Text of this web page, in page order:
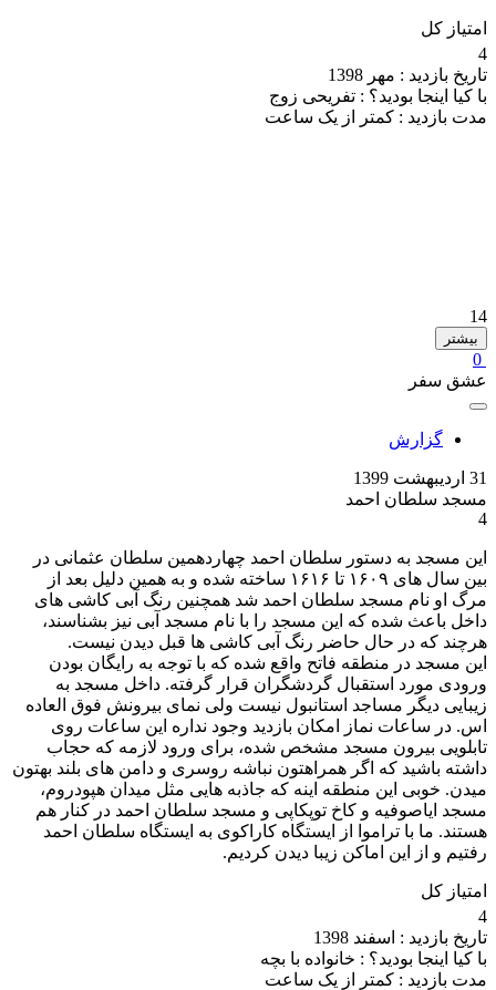
امتیاز کل
4
تاریخ بازدید : مهر 1398
با کیا اینجا بودید؟ : تفریحی زوج
مدت بازدید : کمتر از یک ساعت
14
بیشتر
0
عشق سفر
گزارش
31 اردیبهشت 1399
مسجد سلطان احمد
4
این مسجد به دستور سلطان احمد چهاردهمین سلطان عثمانی در
بین سال های ۱۶۰۹ تا ۱۶۱۶ ساخته شده و به همین دلیل بعد از
مرگ او نام مسجد سلطان احمد شد همچنین رنگ آبی کاشی های
داخل باعث شده که این مسجد را با نام مسجد آبی نیز بشناسند،
هرچند که در حال حاضر رنگ آبی کاشی ها قبل دیدن نیست.
این مسجد در منطقه فاتح واقع شده که با توجه به رایگان بودن
ورودی مورد استقبال گردشگران قرار گرفته. داخل مسجد به
زیبایی دیگر مساجد استانبول نیست ولی نمای بیرونش فوق العاده
اس. در ساعات نماز امکان بازدید وجود نداره این ساعات روی
تابلویی بیرون مسجد مشخص شده، برای ورود لازمه که حجاب
داشته باشید که اگر همراهتون نباشه روسری و دامن های بلند بهتون
میدن. خوبی این منطقه اینه که جاذبه هایی مثل میدان هپودروم،
مسجد ایاصوفیه و کاخ توپکاپی و مسجد سلطان احمد در کنار هم
هستند. ما با تراموا از ایستگاه کاراکوی به ایستگاه سلطان احمد
رفتیم و از این اماکن زیبا دیدن کردیم.
امتیاز کل
4
تاریخ بازدید : اسفند 1398
با کیا اینجا بودید؟ : خانواده با بچه
مدت بازدید : کمتر از یک ساعت